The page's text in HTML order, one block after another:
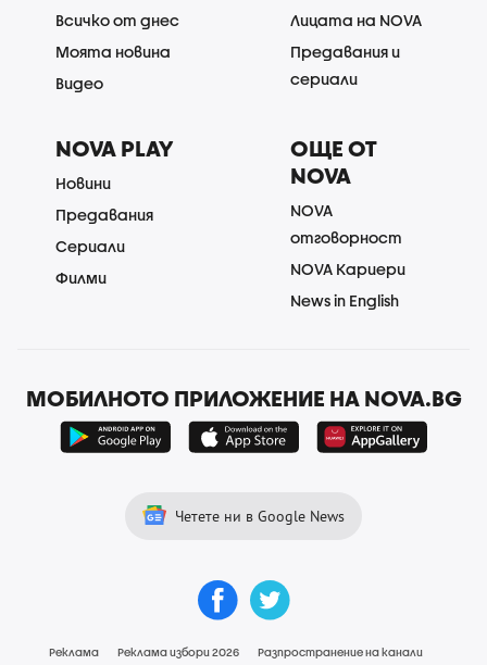
Всичко от днес
Моята новина
Видео
Лицата на NOVA
Предавания и
сериали
NOVA PLAY
Новини
Предавания
Сериали
Филми
ОЩЕ ОТ
NOVA
NOVA
отговорност
NOVA Кариери
News in English
МОБИЛНОТО ПРИЛОЖЕНИЕ НА NOVA.BG
Четете ни в Google News
Реклама Реклама избори 2026 Разпространение на канали